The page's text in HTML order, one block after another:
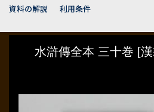
資料の解説
利用条件